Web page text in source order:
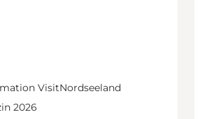
VisitNordseeland
2026